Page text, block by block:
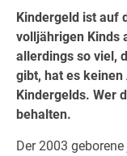
Kindergeld ist auf
volljährigen Kinds
allerdings so viel,
gibt, hat es
Kindergelds. Wer
behalten.
Der 2003